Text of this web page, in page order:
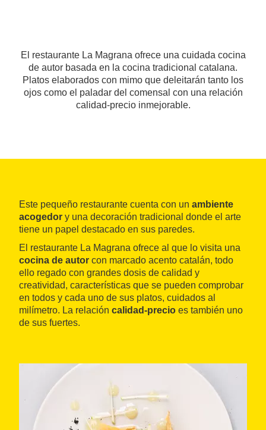
El restaurante La Magrana ofrece una cuidada cocina
de autor basada en la cocina tradicional catalana.
Platos elaborados con mimo que deleitarán tanto los
ojos como el paladar del comensal con una relación
calidad-precio inmejorable.
Este pequeño restaurante cuenta con un ambiente
acogedor y una decoración tradicional donde el arte
tiene un papel destacado en sus paredes.
El restaurante La Magrana ofrece al que lo visita una
cocina de autor con marcado acento catalán, todo
ello regado con grandes dosis de calidad y
creatividad, características que se pueden comprobar
en todos y cada uno de sus platos, cuidados al
milímetro. La relación calidad-precio es también uno
de sus fuertes.